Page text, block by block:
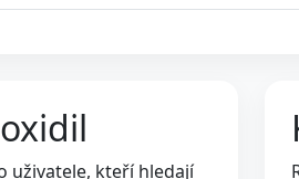
uživatele, kteří hledají